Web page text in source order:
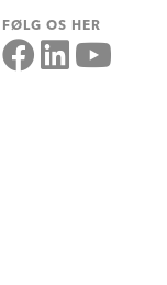
FØLG OS HER